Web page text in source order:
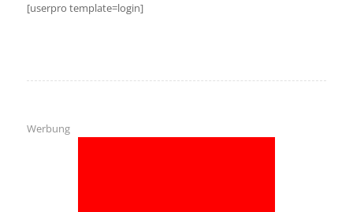
[userpro template=login]
Werbung